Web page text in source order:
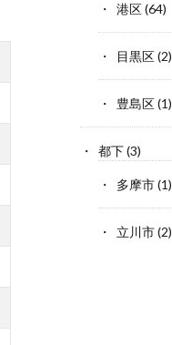
港区(64)
目黒区(2)
豊島区(1)
都下(3)
多摩市(1)
立川市(2)